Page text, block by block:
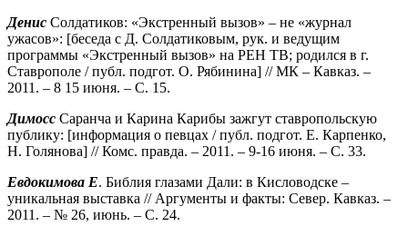
Денис Солдатиков: «Экстренный вызов» – не «журнал
ужасов»: [беседа с Д. Солдатиковым, рук. и ведущим
программы «Экстренный вызов» на РЕН ТВ; родился в г.
Ставрополе / публ. подгот. О. Рябинина] // МК – Кавказ. –
2011. – 8 15 июня. – С. 15.
Димосс Саранча и Карина Карибы зажгут ставропольскую
публику: [информация о певцах / публ. подгот. Е. Карпенко,
Н. Голянова] // Комс. правда. – 2011. – 9-16 июня. – С. 33.
Евдокимова Е. Библия глазами Дали: в Кисловодске –
уникальная выставка // Аргументы и факты: Север. Кавказ. –
2011. – № 26, июнь. – С. 24.